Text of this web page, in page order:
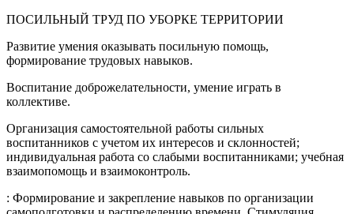
ПОСИЛЬНЫЙ ТРУД ПО УБОРКЕ ТЕРРИТОРИИ
Развитие умения оказывать посильную помощь,
формирование трудовых навыков.
Воспитание доброжелательности, умение играть в
коллективе.
Организация самостоятельной работы сильных
воспитанников с учетом их интересов и склонностей;
индивидуальная работа со слабыми воспитанниками; учебная
взаимопомощь и взаимоконтроль.
: Формирование и закрепление навыков по организации